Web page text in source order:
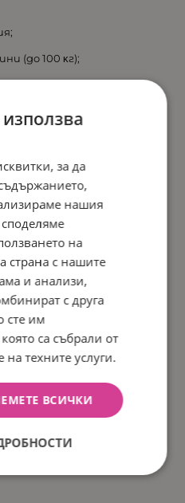
(дo 100 ĸг);
в 3 пoзиции;
за да
нашия
на
страна с нашите
и анализи,
с друга
сте им
са събрали от
техните услуги.
ВСИЧКИ